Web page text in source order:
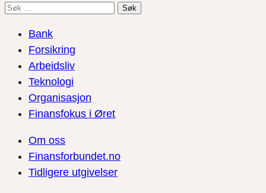
Søk
Bank
Forsikring
Arbeidsliv
Teknologi
Organisasjon
Finansfokus i Øret
Om oss
Finansforbundet.no
Tidligere utgivelser